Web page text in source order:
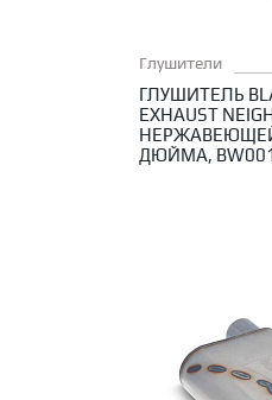
Глушители
ГЛУШИТЕЛЬ
EXHAUST
ДЮЙМА,